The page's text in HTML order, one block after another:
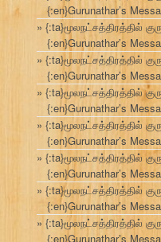
{:en}Gurunathar’s
{:ta}மூலநட்சத்திரத்தில்
{:en}Gurunathar’s
{:ta}மூலநட்சத்திரத்தில்
{:en}Gurunathar’s
{:ta}மூலநட்சத்திரத்தில்
{:en}Gurunathar’s
{:ta}மூலநட்சத்திரத்தில்
{:en}Gurunathar’s
{:ta}மூலநட்சத்திரத்தில்
{:en}Gurunathar’s
{:ta}மூலநட்சத்திரத்தில்
{:en}Gurunathar’s
{:ta}மூலநட்சத்திரத்தில்
{:en}Gurunathar’s